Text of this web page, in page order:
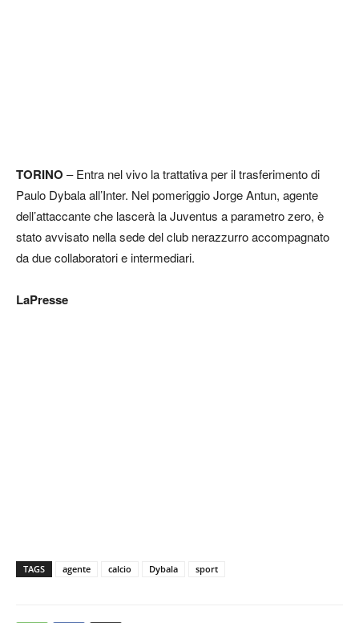
TORINO – Entra nel vivo la trattativa per il trasferimento di
Paulo Dybala all’Inter. Nel pomeriggio Jorge Antun, agente
dell’attaccante che lascerà la Juventus a parametro zero, è
stato avvisato nella sede del club nerazzurro accompagnato
da due collaboratori e intermediari.
LaPresse
TAGS agente calcio Dybala sport